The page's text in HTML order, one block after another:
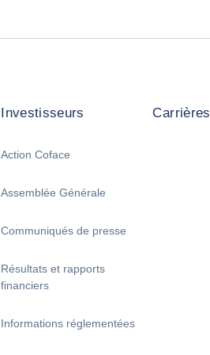
Investisseurs
Action Coface
Assemblée Générale
Communiqués de presse
Résultats et rapports
financiers
Informations réglementées
Carrières